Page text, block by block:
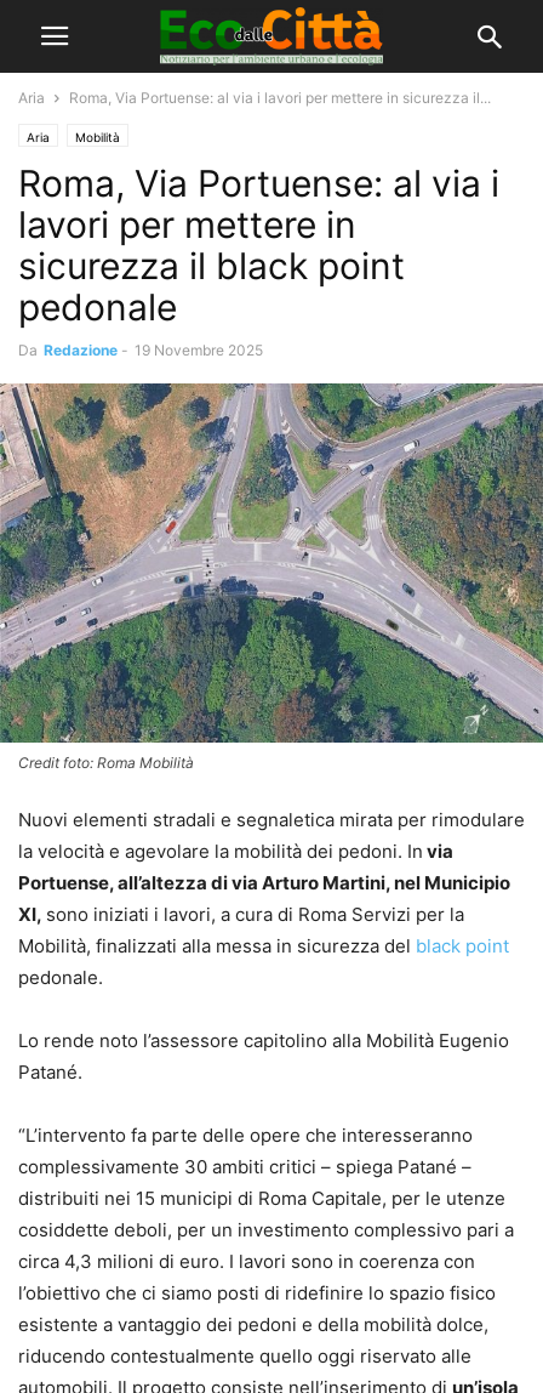
Aria Roma, Via Portuense: al via i lavori per mettere in sicurezza il...
Aria Mobilità
Roma, Via Portuense: al via i
lavori per mettere in
sicurezza il black point
pedonale
Da Redazione - 19 Novembre 2025
Credit foto: Roma Mobilità
Nuovi elementi stradali e segnaletica mirata per rimodulare
la velocità e agevolare la mobilità dei pedoni. In via
Portuense, all’altezza di via Arturo Martini, nel Municipio
XI, sono iniziati i lavori, a cura di Roma Servizi per la
Mobilità, finalizzati alla messa in sicurezza del black point
pedonale.
Lo rende noto l’assessore capitolino alla Mobilità Eugenio
Patané.
“L’intervento fa parte delle opere che interesseranno
complessivamente 30 ambiti critici – spiega Patané –
distribuiti nei 15 municipi di Roma Capitale, per le utenze
cosiddette deboli, per un investimento complessivo pari a
circa 4,3 milioni di euro. I lavori sono in coerenza con
l’obiettivo che ci siamo posti di ridefinire lo spazio fisico
esistente a vantaggio dei pedoni e della mobilità dolce,
riducendo contestualmente quello oggi riservato alle
automobili. Il progetto consiste nell’inserimento di un’isola